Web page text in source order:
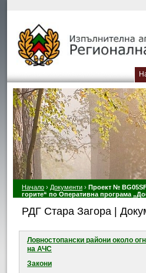
Начало › Документи › Проект №
горите“ по Оперативна програма
РДГ Стара Загора |
Ловностопански райони около
на АЧС
Закони